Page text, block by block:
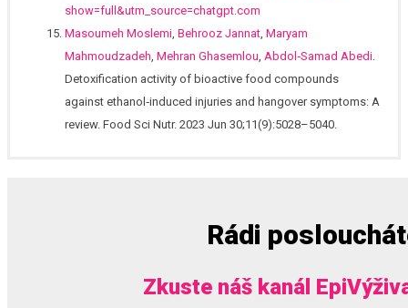
show=full&utm_source=chatgpt.com
Masoumeh Moslemi, Behrooz Jannat, Maryam
Mahmoudzadeh, Mehran Ghasemlou, Abdol‐Samad Abedi.
Detoxification activity of bioactive food compounds
against ethanol‐induced injuries and hangover symptoms: A
review. Food Sci Nutr. 2023 Jun 30;11(9):5028–5040.
Rádi
Zkuste náš kanál